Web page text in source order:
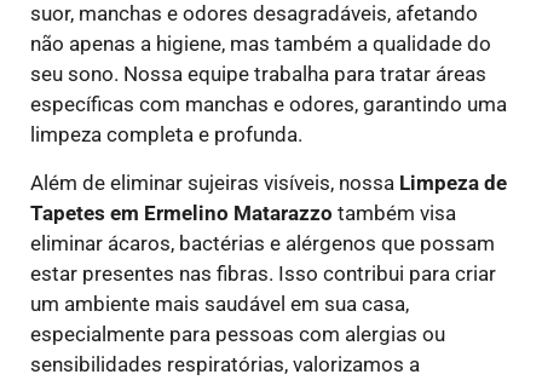
suor, manchas e odores desagradáveis, afetando
não apenas a higiene, mas também a qualidade do
seu sono. Nossa equipe trabalha para tratar áreas
específicas com manchas e odores, garantindo uma
limpeza completa e profunda.
Além de eliminar sujeiras visíveis, nossa Limpeza de
Tapetes em Ermelino Matarazzo também visa
eliminar ácaros, bactérias e alérgenos que possam
estar presentes nas fibras. Isso contribui para criar
um ambiente mais saudável em sua casa,
especialmente para pessoas com alergias ou
sensibilidades respiratórias, valorizamos a